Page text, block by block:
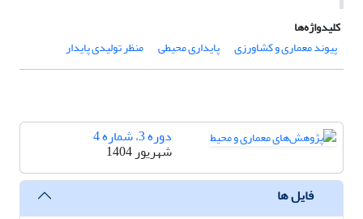
کلیدواژه‌ها
پیوند معماری و کشاورزی
پایداری محیطی منظر تولیدی پایدار
دوره 3، شماره 4
شهریور 1404
فایل ها